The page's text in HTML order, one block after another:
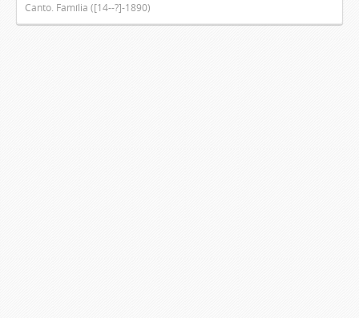
Canto. Família ([14--?]-1890)